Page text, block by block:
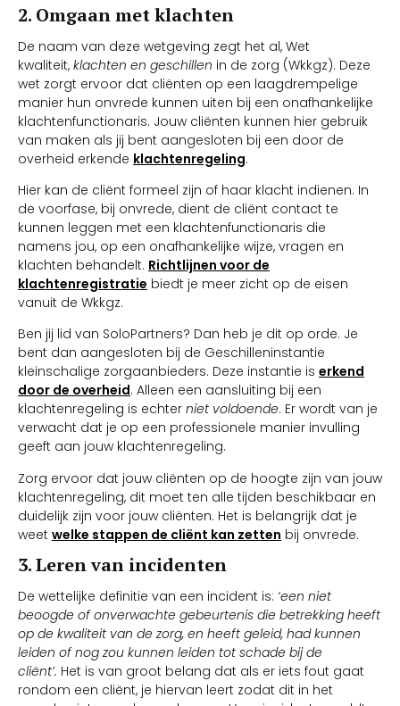
2. Omgaan met klachten
De naam van deze wetgeving zegt het al, Wet
kwaliteit, klachten en geschillen in de zorg (Wkkgz). Deze
wet zorgt ervoor dat cliënten op een laagdrempelige
manier hun onvrede kunnen uiten bij een onafhankelijke
klachtenfunctionaris. Jouw cliënten kunnen hier gebruik
van maken als jij bent aangesloten bij een door de
overheid erkende klachtenregeling.
Hier kan de cliënt formeel zijn of haar klacht indienen. In
de voorfase, bij onvrede, dient de cliënt contact te
kunnen leggen met een klachtenfunctionaris die
namens jou, op een onafhankelijke wijze, vragen en
klachten behandelt. Richtlijnen voor de
klachtenregistratie biedt je meer zicht op de eisen
vanuit de Wkkgz.
Ben jij lid van SoloPartners? Dan heb je dit op orde. Je
bent dan aangesloten bij de Geschilleninstantie
kleinschalige zorgaanbieders. Deze instantie is erkend
door de overheid. Alleen een aansluiting bij een
klachtenregeling is echter niet voldoende. Er wordt van je
verwacht dat je op een professionele manier invulling
geeft aan jouw klachtenregeling.
Zorg ervoor dat jouw cliënten op de hoogte zijn van jouw
klachtenregeling, dit moet ten alle tijden beschikbaar en
duidelijk zijn voor jouw cliënten. Het is belangrijk dat je
weet welke stappen de cliënt kan zetten bij onvrede.
3. Leren van incidenten
De wettelijke definitie van een incident is: ‘een niet
beoogde of onverwachte gebeurtenis die betrekking heeft
op de kwaliteit van de zorg, en heeft geleid, had kunnen
leiden of nog zou kunnen leiden tot schade bij de
cliënt’. Het is van groot belang dat als er iets fout gaat
rondom een cliënt, je hiervan leert zodat dit in het